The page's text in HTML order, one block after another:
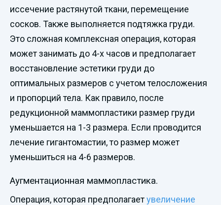
иссечение растянутой ткани, перемещение
сосков. Также выполняется подтяжка груди.
Это сложная комплексная операция, которая
может занимать до 4-х часов и предполагает
восстановление эстетики груди до
оптимальных размеров с учетом телосложения
и пропорций тела. Как правило, после
редукционной маммопластики размер груди
уменьшается на 1-3 размера. Если проводится
лечение гигантомастии, то размер может
уменьшиться на 4-6 размеров.
Аугментационная маммопластика.
Операция, которая предполагаетувеличение